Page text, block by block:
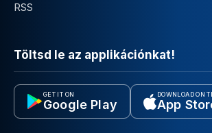
RSS
Töltsd le az applikációnkat!
GET IT ON
Google Play
DOWNLOAD ON
App